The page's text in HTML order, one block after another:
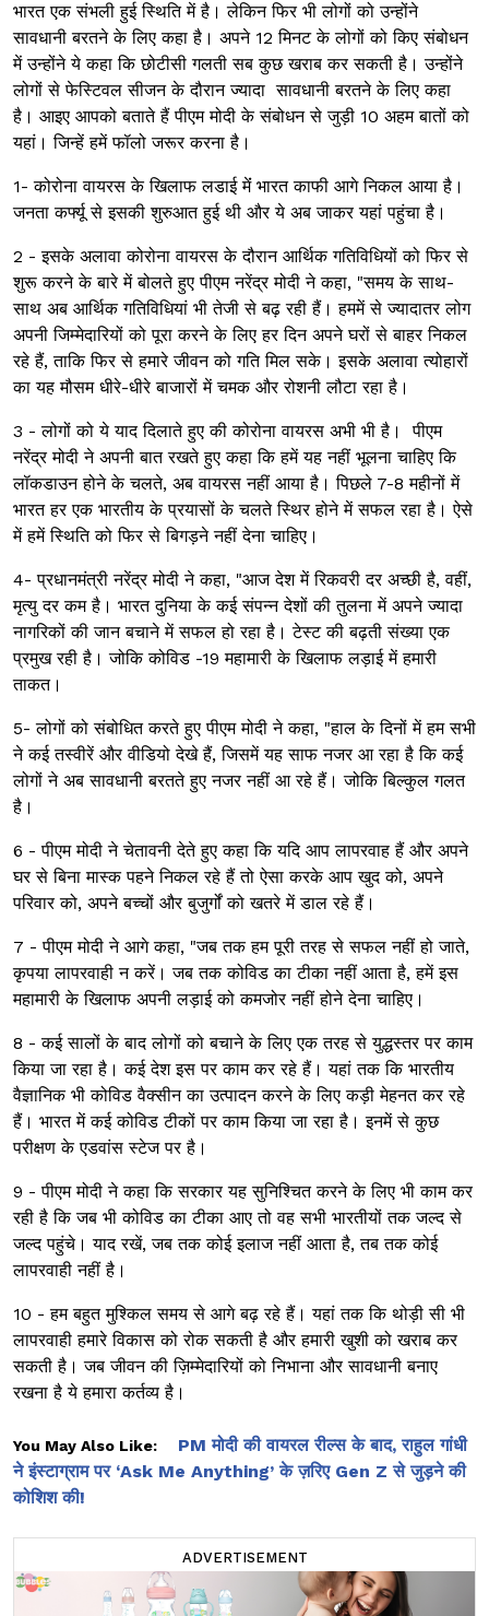
भारत एक संभली हुई स्थिति में है। लेकिन फिर भी लोगों को उन्होंने
सावधानी बरतने के लिए कहा है। अपने 12 मिनट के लोगों को किए संबोधन
में उन्होंने ये कहा कि छोटीसी गलती सब कुछ खराब कर सकती है। उन्होंने
लोगों से फेस्टिवल सीजन के दौरान ज्यादा सावधानी बरतने के लिए कहा
है। आइए आपको बताते हैं पीएम मोदी के संबोधन से जुड़ी 10 अहम बातों को
यहां। जिन्हें हमें फॉलो जरूर करना है।
1- कोरोना वायरस के खिलाफ लडाई मेंं भारत काफी आगे निकल आया है।
जनता कर्फ्यू से इसकी शुरुआत हुई थी और ये अब जाकर यहां पहुंचा है।
2 - इसके अलावा कोरोना वायरस के दौरान आर्थिक गतिविधियों को फिर से
शुरू करने के बारे में बोलते हुए पीएम नरेंद्र मोदी ने कहा, "समय के साथ-
साथ अब आर्थिक गतिविधियां भी तेजी से बढ़ रही हैं। हममें से ज्यादातर लोग
अपनी जिम्मेदारियों को पूरा करने के लिए हर दिन अपने घरों से बाहर निकल
रहे हैं, ताकि फिर से हमारे जीवन को गति मिल सके। इसके अलावा त्योहारों
का यह मौसम धीरे-धीरे बाजारों में चमक और रोशनी लौटा रहा है।
3 - लोगों को ये याद दिलाते हुए की कोरोना वायरस अभी भी है। पीएम
नरेंद्र मोदी ने अपनी बात रखते हुए कहा कि हमें यह नहीं भूलना चाहिए कि
लॉकडाउन होने के चलते, अब वायरस नहीं आया है। पिछले 7-8 महीनों में
भारत हर एक भारतीय के प्रयासों के चलते स्थिर होने में सफल रहा है। ऐसे
में हमें स्थिति को फिर से बिगड़ने नहीं देना चाहिए।
4- प्रधानमंत्री नरेंद्र मोदी ने कहा, "आज देश में रिकवरी दर अच्छी है, वहीं,
मृत्यु दर कम है। भारत दुनिया के कई संपन्न देशों की तुलना में अपने ज्यादा
नागरिकों की जान बचाने में सफल हो रहा है। टेस्ट की बढ़ती संख्या एक
प्रमुख रही है। जोकि कोविड -19 महामारी के खिलाफ लड़ाई में हमारी
ताकत।
5- लोगों को संबोधित करते हुए पीएम मोदी ने कहा, "हाल के दिनों में हम सभी
ने कई तस्वीरें और वीडियो देखे हैं, जिसमें यह साफ नजर आ रहा है कि कई
लोगों ने अब सावधानी बरतते हुए नजर नहीं आ रहे हैं। जोकि बिल्कुल गलत
है।
6 - पीएम मोदी ने चेतावनी देते हुए कहा कि यदि आप लापरवाह हैं और अपने
घर से बिना मास्क पहने निकल रहे हैं तो ऐसा करके आप खुद को, अपने
परिवार को, अपने बच्चों और बुजुर्गों को खतरे में डाल रहे हैं।
7 - पीएम मोदी ने आगे कहा, "जब तक हम पूरी तरह से सफल नहीं हो जाते,
कृपया लापरवाही न करें। जब तक कोविड का टीका नहीं आता है, हमें इस
महामारी के खिलाफ अपनी लड़ाई को कमजोर नहीं होने देना चाहिए।
8 - कई सालों के बाद लोगों को बचाने के लिए एक तरह से युद्धस्तर पर काम
किया जा रहा है। कई देश इस पर काम कर रहे हैं। यहां तक कि भारतीय
वैज्ञानिक भी कोविड वैक्सीन का उत्पादन करने के लिए कड़ी मेहनत कर रहे
हैं। भारत में कई कोविड टीकों पर काम किया जा रहा है। इनमें से कुछ
परीक्षण के एडवांस स्टेज पर है।
9 - पीएम मोदी ने कहा कि सरकार यह सुनिश्चित करने के लिए भी काम कर
रही है कि जब भी कोविड का टीका आए तो वह सभी भारतीयों तक जल्द से
जल्द पहुंचे। याद रखें, जब तक कोई इलाज नहीं आता है, तब तक कोई
लापरवाही नहीं है।
10 - हम बहुत मुश्किल समय से आगे बढ़ रहे हैं। यहां तक कि थोड़ी सी भी
लापरवाही हमारे विकास को रोक सकती है और हमारी खुशी को खराब कर
सकती है। जब जीवन की ज़िम्मेदारियों को निभाना और सावधानी बनाए
रखना है ये हमारा कर्तव्य है।
You May Also Like:
PM मोदी की वायरल रील्स के बाद, राहुल गांधी
ने इंस्टाग्राम पर ‘Ask Me Anything’ के ज़रिए Gen Z से जुड़ने की
कोशिश की!
ADVERTISEMENT